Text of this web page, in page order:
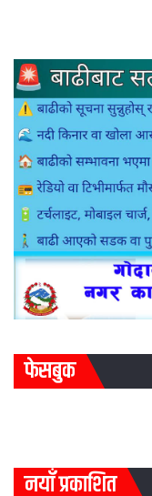
फेसबुक
नयाँ प्रकाशित